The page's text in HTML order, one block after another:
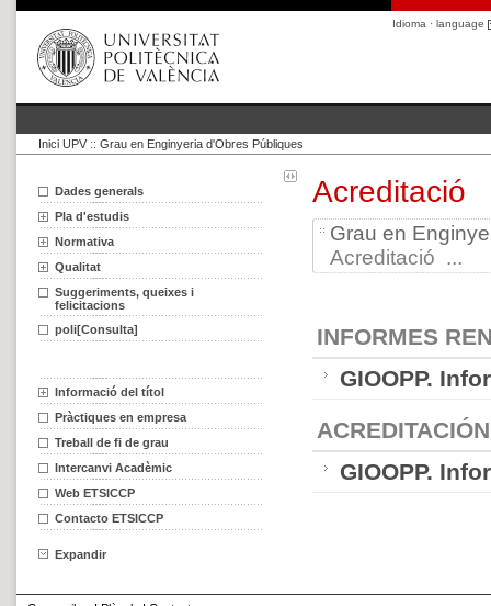
Idioma · language
Inici UPV :: Grau en Enginyeria d'Obres Públiques
Dades generals
Pla d'estudis
Normativa
Qualitat
Suggeriments, queixes i
felicitacions
poli[Consulta]
Informació del títol
Pràctiques en empresa
Treball de fi de grau
Intercanvi Acadèmic
Web ETSICCP
Contacto ETSICCP
Expandir
Acreditació
Grau en
Acreditació ...
INFORMES
GIOOPP.
GIOOPP.